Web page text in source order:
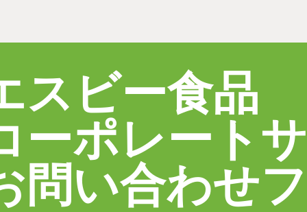
スビー食品
ーポレート
問い合わせ